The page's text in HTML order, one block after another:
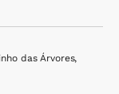
das Árvores,